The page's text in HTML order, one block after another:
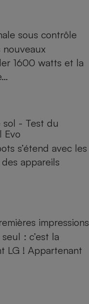
sous contrôle
nouveaux
1600 watts et la
- Test du
Evo
s’étend avec les
appareils
impressions
: c’est la
LG ! Appartenant